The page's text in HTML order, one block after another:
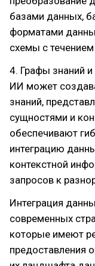
базами данных,
форматами
схемы с
4. Графы знаний и
ИИ может
знаний,
сущностями и
обеспечивают
интеграцию
контекстной
запросов к
Интеграция
современных
которые имеют
предоставления